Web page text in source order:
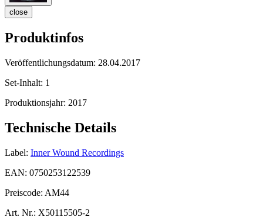
close
Produktinfos
Veröffentlichungsdatum: 28.04.2017
Set-Inhalt: 1
Produktionsjahr: 2017
Technische Details
Label: Inner Wound Recordings
EAN: 0750253122539
Preiscode: AM44
Art. Nr.: X50115505-2